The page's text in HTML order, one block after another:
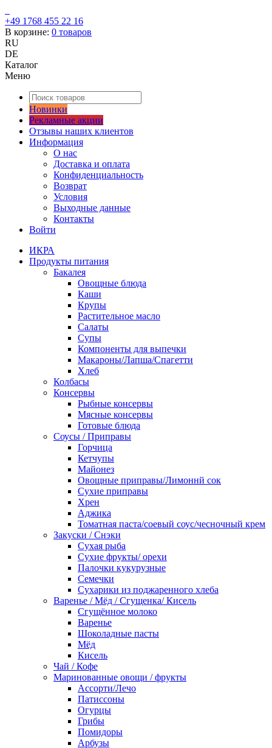
+49 1768 455 22 16
В корзине: 0 товаров
RU
DE
Каталог
Меню
Новинки
Рекламные акции
Отзывы наших клиентов
Информация
О нас
Доставка и оплата
Конфиденциальность
Возврат
Условия
Выходные данные
Контакты
Войти
ИКРА
Продукты питания
Бакалея
Овощные блюда
Каши
Крупы
Растительное масло
Салаты
Супы
Компоненты для выпечки
Макароны/Лапша/Спагетти
Хлеб
Колбасы
Консервы
Рыбные консервы
Мясные консервы
Готовые блюда
Соусы / Приправы
Горчица
Кетчупы
Майонез
Овощные приправы/Лимоннй сок
Сухие приправы
Хрен
Аджика
Томатная паста/соевый соус/чесночный крем
Закуски / Снэки
Сухая рыба
Сухие фрукты/ орехи
Палочки кукурузные
Семечки
Сухарики из поджаренного хлеба
Варенье / Мёд / Сгущенка/ Кисель
Сгущённое молоко
Варенье
Шоколадные пасты
Мёд
Кисель
Чай / Кофе
Маринованные овощи / фрукты
Ассорти/Лечо
Патиссоны
Огурцы
Грибы
Помидоры
Арбузы